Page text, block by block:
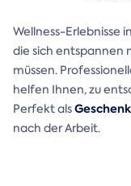
Wellness-Erlebnisse
die sich entspannen
müssen.
helfen Ihnen, zu
Perfekt als
nach der Arbeit.